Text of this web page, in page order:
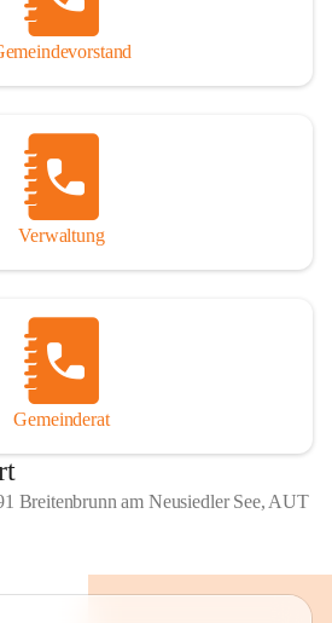
Verwaltung
Gemeinderat
Breitenbrunn am Neusiedler See, AUT